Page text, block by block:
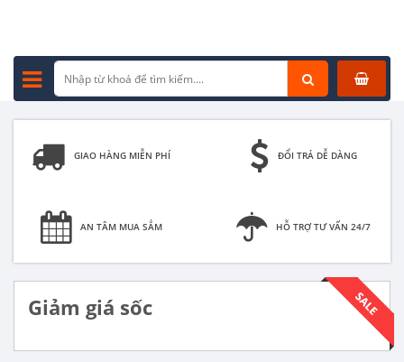
GIAO HÀNG MIỄN PHÍ ĐỔI TRẢ DỄ DÀNG
AN TÂM MUA SẮM HỖ TRỢ TƯ VẤN 24/7
Giảm giá sốc